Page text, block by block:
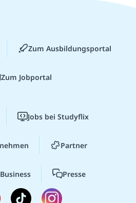
Zum Ausbildungsportal
Zum Jobportal
Jobs bei Studyflix
Partner
Presse